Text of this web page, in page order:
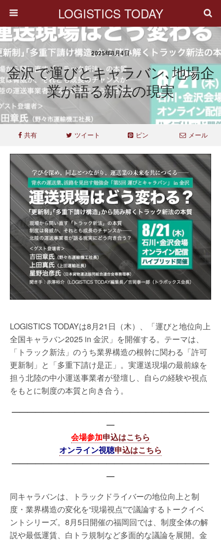
LOGISTICS TODAY
2025年8月4日
金沢で運びとキャラバン､地場企
業が語る新法の現実
共有 ツイート ピン メール
LOGISTICS TODAYは8月21日（木）、「運びと地位向上
全国キャラバン2025 in 金沢」を開催する。テーマは、
「トラック新法」のうち業界構造の根幹に関わる「許可
更新制」と「多重下請け是正」。実運送現場の最前線を
担う北陸の中小運送事業者が登壇し、自らの経験や視点
をもとに制度の本質と向き合う。
—————————————————————————
—
会場参加申込はこちら
オンライン視聴申込はこちら
—————————————————————————
—
同キャラバンは、トラックドライバーの地位向上と制
度・業界構造の変化を“現場視点”で議論するトークイベ
ントシリーズ。8月5日開催の福岡回では、制度全体の解
説や最低運賃、白トラ規制など多面的な議論を展開。金